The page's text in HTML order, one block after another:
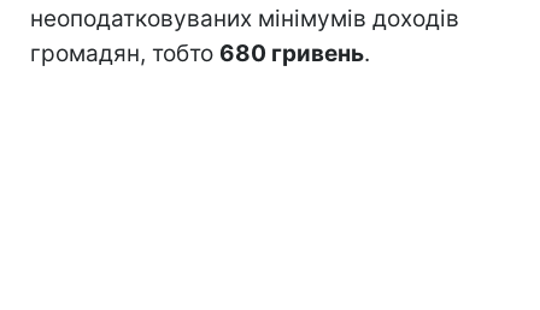
неоподатковуваних мінімумів доходів
громадян, тобто 680 гривень.